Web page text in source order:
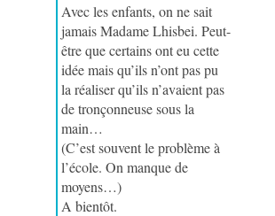
Avec les enfants, on ne sait
jamais Madame Lhisbei. Peut-
être que certains ont eu cette
idée mais qu’ils n’ont pas pu
la réaliser qu’ils n’avaient pas
de tronçonneuse sous la
main…
(C’est souvent le problème à
l’école. On manque de
moyens…)
A bientôt.